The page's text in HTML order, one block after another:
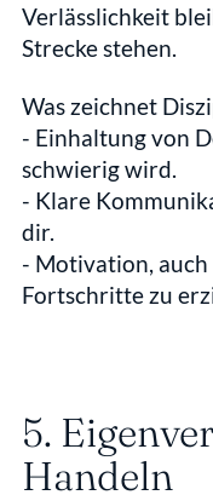
Verlässlichkeit
Strecke stehen.
Was zeichnet
- Einhaltung von
schwierig wird.
- Klare
dir.
- Motivation,
Fortschritte zu
5.
Handeln